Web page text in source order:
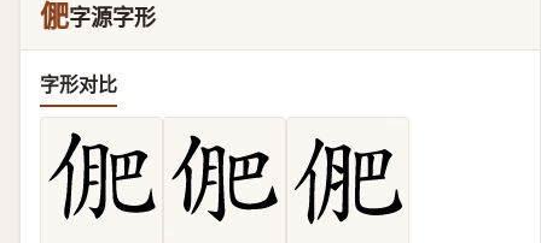
俷字源字形
字形对比